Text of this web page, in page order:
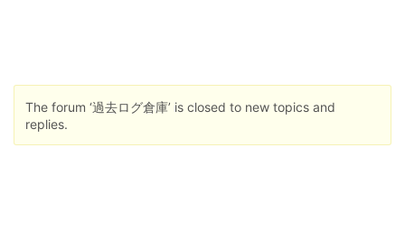
The forum ‘過去ログ倉庫’ is closed to new topics and
replies.